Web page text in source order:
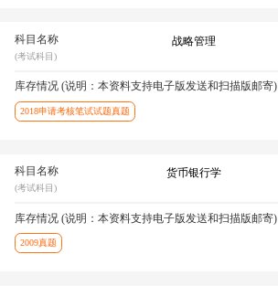
科目名称
(考试科目)
战略管理
库存情况 (说明：本资料支持电子版发送和扫描版邮寄)
2018申请考核笔试试题真题
科目名称
(考试科目)
货币银行学
库存情况 (说明：本资料支持电子版发送和扫描版邮寄)
2009真题